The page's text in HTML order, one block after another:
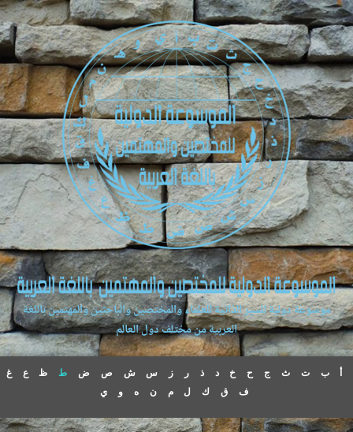
موسوعة دولية للسير الذاتية للعلماء والمختصين والباحثين والمهتمين باللغة
العربية من مختلف دول العالم
أ ب ت ث ج ح خ د ذ ر ز س ش ص ض ط ظ ع
غ
ف
ق ك ل م ن ه و ي